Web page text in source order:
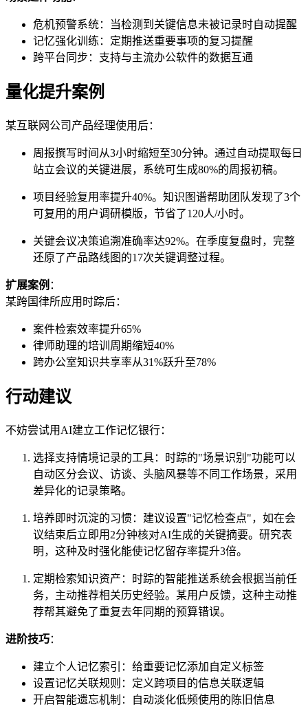
危机预警系统：当检测到关键信息未被记录时自动提醒
记忆强化训练：定期推送重要事项的复习提醒
跨平台同步：支持与主流办公软件的数据互通
量化提升案例
某互联网公司产品经理使用后：
周报撰写时间从3小时缩短至30分钟。通过自动提取每日
站立会议的关键进展，系统可生成80%的周报初稿。
项目经验复用率提升40%。知识图谱帮助团队发现了3个
可复用的用户调研模版，节省了120人/小时。
关键会议决策追溯准确率达92%。在季度复盘时，完整
还原了产品路线图的17次关键调整过程。
扩展案例 ：
某跨国律所应用时踪后：
案件检索效率提升65%
律师助理的培训周期缩短40%
跨办公室知识共享率从31%跃升至78%
行动建议
不妨尝试用AI建立工作记忆银行：
选择支持情境记录的工具：时踪的"场景识别"功能可以
自动区分会议、访谈、头脑风暴等不同工作场景，采用
差异化的记录策略。
培养即时沉淀的习惯：建议设置"记忆检查点"，如在会
议结束后立即用2分钟核对AI生成的关键摘要。研究表
明，这种及时强化能使记忆留存率提升3倍。
定期检索知识资产：时踪的智能推送系统会根据当前任
务，主动推荐相关历史经验。某用户反馈，这种主动推
荐帮其避免了重复去年同期的预算错误。
进阶技巧：
建立个人记忆索引：给重要记忆添加自定义标签
设置记忆关联规则：定义跨项目的信息关联逻辑
开启智能遗忘机制：自动淡化低频使用的陈旧信息